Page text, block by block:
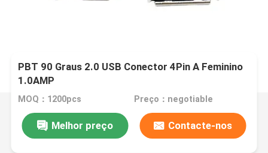
PBT 90 Graus 2.0 USB Conector 4Pin A Feminino
1.0AMP
MOQ：1200pcs Preço：negotiable
Melhor preço Contacte-nos